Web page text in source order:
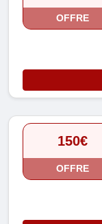
OFFRE
150€
OFFRE